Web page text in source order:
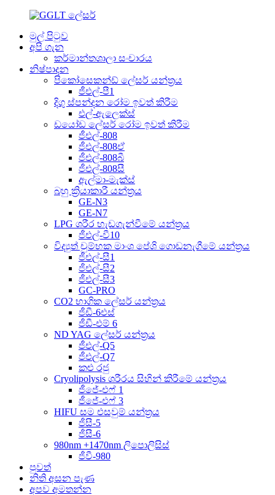
මුල් පිටුව
අපි ගැන
කර්මාන්තශාලා සංචාරය
නිෂ්පාදන
පිකෝසෙකන්ඩ් ලේසර් යන්ත්‍රය
ජීඑල්-පී1
දිගු ස්පන්දන රෝම ඉවත් කිරීම
එල්-ඇලෙක්ස්
ඩයෝඩ ලේසර් රෝම ඉවත් කිරීම
ජීඑල්-808
ජීඑල්-808ඒ
ජීඑල්-808බී
ජීඑල්-808සී
ඇල්මා-මැක්ස්
බහු ක්‍රියාකාරී යන්ත්‍රය
GE-N3
GE-N7
LPG ශරීර හැඩගැන්වීමේ යන්ත්‍රය
ජීඑල්-වී10
විද්‍යුත් චුම්භක මාංශ පේශි ගොඩනැගීමේ යන්ත්‍රය
ජීඑල්-සී1
ජීඑල්-සී2
ජීඑල්-සී3
GC-PRO
CO2 භාගික ලේසර් යන්ත්‍රය
ජීඩී-6එස්
ජීඩී-එම් 6
ND YAG ලේසර් යන්ත්‍රය
ජීඑල්-Q5
ජීඑල්-Q7
කළු රජු
Cryolipolysis ශරීරය සිහින් කිරීමේ යන්ත්‍රය
ජීජේ-එෆ් 1
ජීජේ-එෆ් 3
HIFU සම එසවුම් යන්ත්‍රය
ජීසී-5
ජීසී-6
980nm +1470nm ලිපොලිසිස්
ජීවී-980
පුවත්
නිති අසන පැණ
අපව අමතන්න